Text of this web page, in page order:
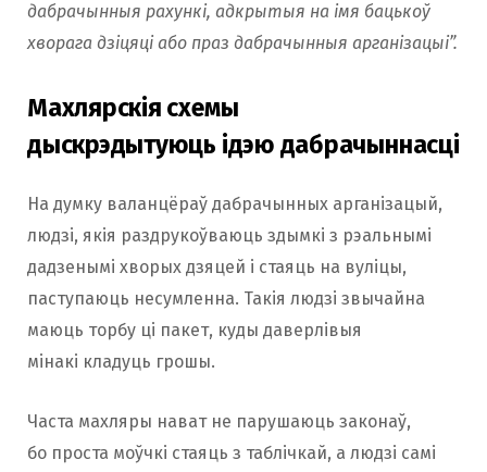
дабрачынныя рахункі, адкрытыя на імя бацькоў
хворага дзіцяці або праз дабрачынныя арганізацыі”.
Махлярскія схемы
дыскрэдытуюць ідэю дабрачыннасці
На думку валанцёраў дабрачынных арганізацый,
людзі, якія раздрукоўваюць здымкі з рэальнымі
дадзенымі хворых дзяцей і стаяць на вуліцы,
паступаюць несумленна. Такія людзі звычайна
маюць торбу ці пакет, куды даверлівыя
мінакі кладуць грошы.
Часта махляры нават не парушаюць законаў,
бо проста моўчкі стаяць з таблічкай, а людзі самі